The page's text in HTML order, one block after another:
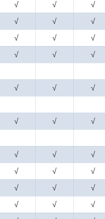
√ √ √
√ √ √
√ √ √
√ √ √
√ √ √
√ √ √
√ √ √
√ √ √
√ √ √
√ √ √